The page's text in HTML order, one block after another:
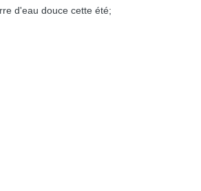
d'eau douce cette été;